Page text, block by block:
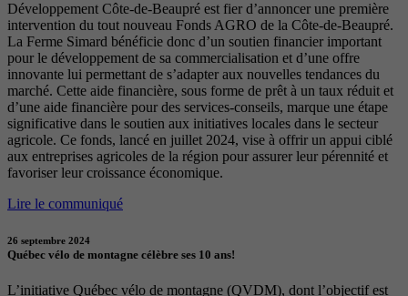
Développement Côte-de-Beaupré est fier d’annoncer une première
intervention du tout nouveau Fonds AGRO de la Côte-de-Beaupré.
La Ferme Simard bénéficie donc d’un soutien financier important
pour le développement de sa commercialisation et d’une offre
innovante lui permettant de s’adapter aux nouvelles tendances du
marché. Cette aide financière, sous forme de prêt à un taux réduit et
d’une aide financière pour des services-conseils, marque une étape
significative dans le soutien aux initiatives locales dans le secteur
agricole. Ce fonds, lancé en juillet 2024, vise à offrir un appui ciblé
aux entreprises agricoles de la région pour assurer leur pérennité et
favoriser leur croissance économique.
Lire le communiqué
26 septembre 2024
Québec vélo de montagne célèbre ses 10 ans!
L’initiative Québec vélo de montagne (QVDM), dont l’objectif est